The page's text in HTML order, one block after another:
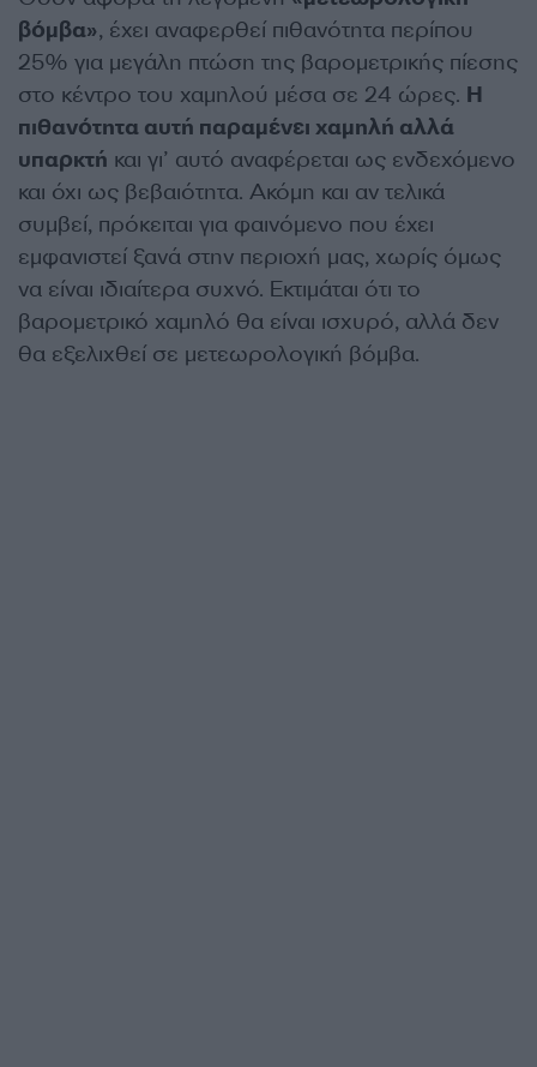
βόμβα», έχει αναφερθεί πιθανότητα περίπου
25% για μεγάλη πτώση της βαρομετρικής πίεσης
στο κέντρο του χαμηλού μέσα σε 24 ώρες. Η
πιθανότητα αυτή παραμένει χαμηλή αλλά
υπαρκτή και γι’ αυτό αναφέρεται ως ενδεχόμενο
και όχι ως βεβαιότητα. Ακόμη και αν τελικά
συμβεί, πρόκειται για φαινόμενο που έχει
εμφανιστεί ξανά στην περιοχή μας, χωρίς όμως
να είναι ιδιαίτερα συχνό. Εκτιμάται ότι το
βαρομετρικό χαμηλό θα είναι ισχυρό, αλλά δεν
θα εξελιχθεί σε μετεωρολογική βόμβα.